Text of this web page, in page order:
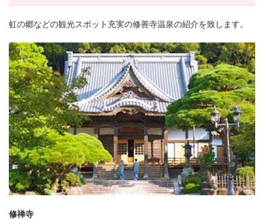
虹の郷などの観光スポット充実の修善寺温泉の紹介を致します。
修禅寺